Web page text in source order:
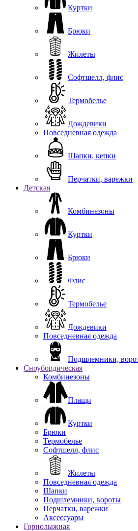
Куртки
Брюки
Жилеты
Софтшелл, флис
Термобелье
Дождевики
Повседневная одежда
Шапки, кепки
Перчатки, варежки
Детская
Комбинезоны
Куртки
Брюки
Флис
Термобелье
Дождевики
Повседневная одежда
Подшлемники,
Сноубордическая
Комбинезоны
Плащи
Куртки
Брюки
Термобелье
Софтшелл, флис
Жилеты
Повседневная одежда
Шапки
Подшлемники, вороты
Перчатки, варежки
Аксессуары
Горнолыжная